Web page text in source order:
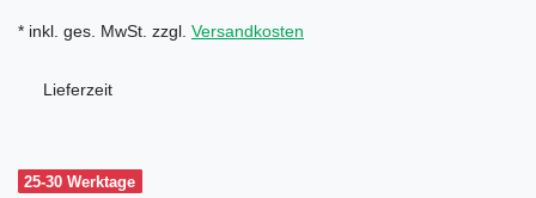
* inkl. ges. MwSt. zzgl. Versandkosten
Lieferzeit
25-30 Werktage